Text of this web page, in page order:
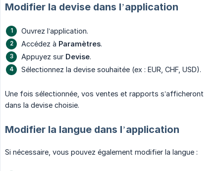
Modifier la devise dans l’application
Ouvrez l’application.
Accédez à Paramètres.
Appuyez sur Devise.
Sélectionnez la devise souhaitée (ex : EUR, CHF, USD).
Une fois sélectionnée, vos ventes et rapports s’afficheront
dans la devise choisie.
Modifier la langue dans l’application
Si nécessaire, vous pouvez également modifier la langue :